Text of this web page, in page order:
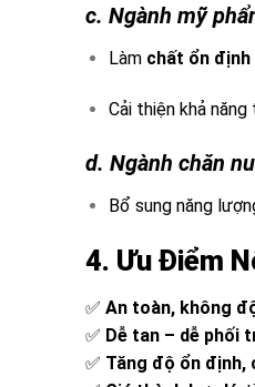
c. Ngành mỹ
Làm chất ổn định
Cải thiện khả
d. Ngành chăn
Bổ sung năng
4. Ưu Điểm
✅ An toàn, không
✅ Dễ tan – dễ phối
✅ Tăng độ ổn định,